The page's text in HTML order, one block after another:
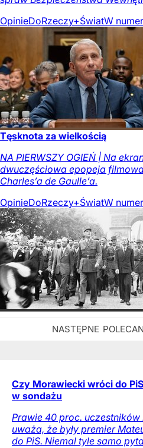
OpinieDoRzeczy+ŚwiatW
Tęsknota za wielkością
NA PIERWSZY OGIEŃ | Na
dwuczęściowa epopeja
Charles’a de Gaulle’a.
OpinieDoRzeczy+ŚwiatW
Czy Morawiecki wróci do
w sondażu
Prawie 40 proc.
uważa, że były premier
do PiS. Niemal tyle samo